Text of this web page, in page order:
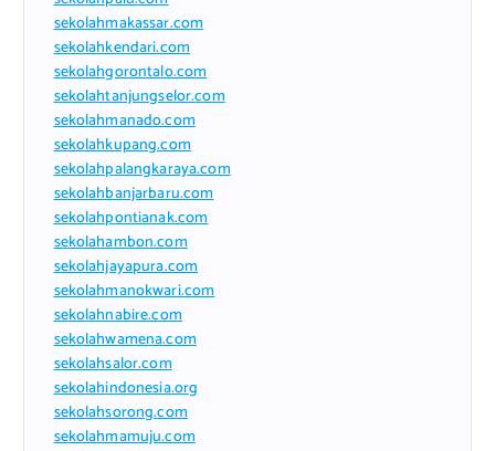
sekolahmakassar.com
sekolahkendari.com
sekolahgorontalo.com
sekolahtanjungselor.com
sekolahmanado.com
sekolahkupang.com
sekolahpalangkaraya.com
sekolahbanjarbaru.com
sekolahpontianak.com
sekolahambon.com
sekolahjayapura.com
sekolahmanokwari.com
sekolahnabire.com
sekolahwamena.com
sekolahsalor.com
sekolahindonesia.org
sekolahsorong.com
sekolahmamuju.com